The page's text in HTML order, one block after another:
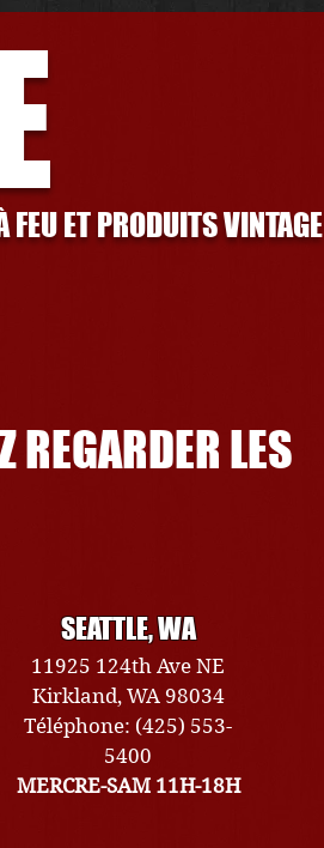
ET PRODUITS VINTAGE
REGARDER LES
SEATTLE, WA
11925 124th Ave NE
Kirkland, WA 98034
Téléphone: (425) 553-
5400
MERCRE-SAM 11H-18H